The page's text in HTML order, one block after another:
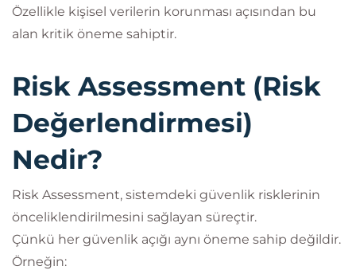
Özellikle kişisel verilerin korunması açısından bu
alan kritik öneme sahiptir.
Risk Assessment (Risk
Değerlendirmesi)
Nedir?
Risk Assessment, sistemdeki güvenlik risklerinin
önceliklendirilmesini sağlayan süreçtir.
Çünkü her güvenlik açığı aynı öneme sahip değildir.
Örneğin: